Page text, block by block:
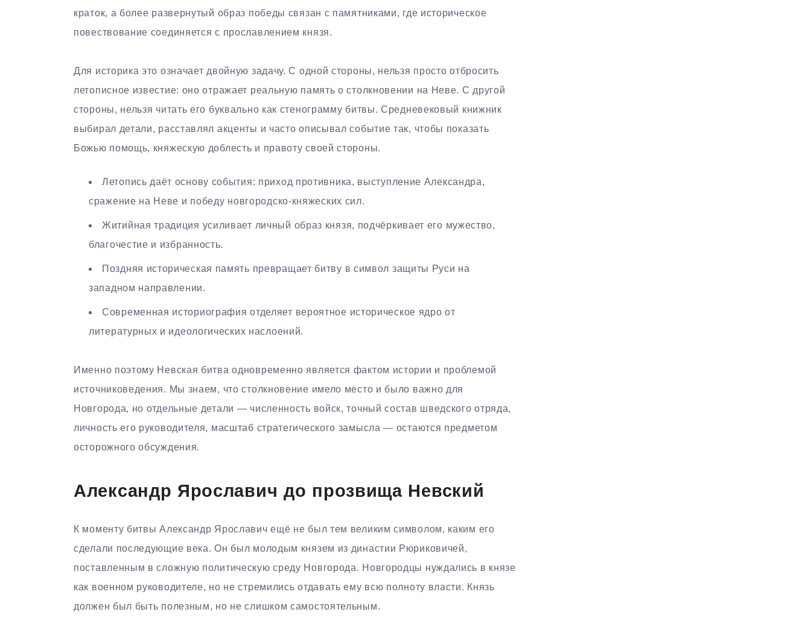
краток, а более развернутый образ победы связан с памятниками, где историческое
повествование соединяется с прославлением князя.
Для историка это означает двойную задачу. С одной стороны, нельзя просто отбросить
летописное известие: оно отражает реальную память о столкновении на Неве. С другой
стороны, нельзя читать его буквально как стенограмму битвы. Средневековый книжник
выбирал детали, расставлял акценты и часто описывал событие так, чтобы показать
Божью помощь, княжескую доблесть и правоту своей стороны.
Летопись даёт основу события: приход противника, выступление Александра,
сражение на Неве и победу новгородско-княжеских сил.
Житийная традиция усиливает личный образ князя, подчёркивает его мужество,
благочестие и избранность.
Поздняя историческая память превращает битву в символ защиты Руси на
западном направлении.
Современная историография отделяет вероятное историческое ядро от
литературных и идеологических наслоений.
Именно поэтому Невская битва одновременно является фактом истории и проблемой
источниковедения. Мы знаем, что столкновение имело место и было важно для
Новгорода, но отдельные детали — численность войск, точный состав шведского отряда,
личность его руководителя, масштаб стратегического замысла — остаются предметом
осторожного обсуждения.
Александр Ярославич до прозвища Невский
К моменту битвы Александр Ярославич ещё не был тем великим символом, каким его
сделали последующие века. Он был молодым князем из династии Рюриковичей,
поставленным в сложную политическую среду Новгорода. Новгородцы нуждались в князе
как военном руководителе, но не стремились отдавать ему всю полноту власти. Князь
должен был быть полезным, но не слишком самостоятельным.